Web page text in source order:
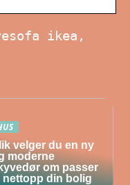
ikea,
velger du en ny
moderne
om passer
nettopp din bolig